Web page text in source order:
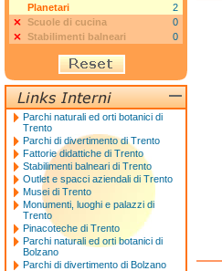
Planetari
2
Scuole di cucina
0
Stabilimenti balneari
0
Parchi naturali ed orti botanici di
Trento
Parchi di divertimento di Trento
Fattorie didattiche di Trento
Stabilimenti balneari di Trento
Outlet e spacci aziendali di Trento
Musei di Trento
Monumenti, luoghi e palazzi di
Trento
Pinacoteche di Trento
Parchi naturali ed orti botanici di
Bolzano
Parchi di divertimento di Bolzano